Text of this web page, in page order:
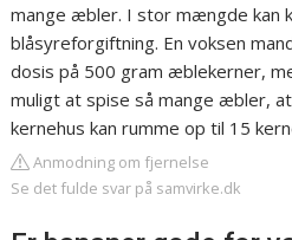
mange æbler. I stor mængde kan
blåsyreforgiftning. En voksen
dosis på 500 gram æblekerner,
muligt at spise så mange æbler,
kernehus kan rumme op til 15
Anmodning om fjernelse
Se det fulde svar på samvirke.dk